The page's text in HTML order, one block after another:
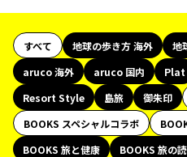
すべて 地球の歩き方 海外
地
aruco 海外
aruco 国内 Plat
Resort Style
島旅 御朱印
BOOKS スペシャルコラボ
BOOKS 旅と健康
BOOKS 旅の